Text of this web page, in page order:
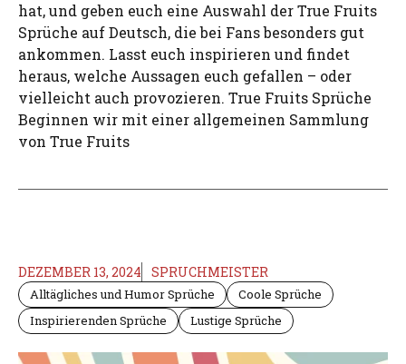
hat, und geben euch eine Auswahl der True Fruits
Sprüche auf Deutsch, die bei Fans besonders gut
ankommen. Lasst euch inspirieren und findet
heraus, welche Aussagen euch gefallen – oder
vielleicht auch provozieren. True Fruits Sprüche
Beginnen wir mit einer allgemeinen Sammlung
von True Fruits
DEZEMBER 13, 2024 SPRUCHMEISTER
Alltägliches und Humor Sprüche
Coole Sprüche
Inspirierenden Sprüche
Lustige Sprüche